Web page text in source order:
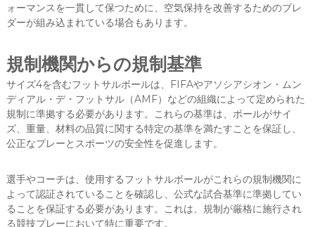
ォーマンスを一貫して保つために、空気保持を改善するためのブレ
ダーが組み込まれている場合もあります。
規制機関からの規制基準
サイズ4を含むフットサルボールは、FIFAやアソシアシオン・ムン
ディアル・デ・フットサル（AMF）などの組織によって定められた
規制に準拠する必要があります。これらの基準は、ボールがサイ
ズ、重量、材料の品質に関する特定の基準を満たすことを保証し、
公正なプレーとスポーツの安全性を促進します。
選手やコーチは、使用するフットサルボールがこれらの規制機関に
よって認証されていることを確認し、公式な試合基準に準拠してい
ることを保証する必要があります。これは、規制が厳格に施行され
る競技プレーにおいて特に重要です。